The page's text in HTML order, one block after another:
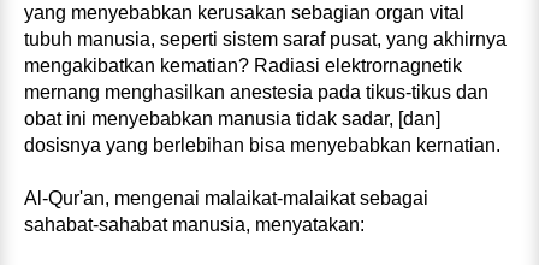
yang menyebabkan kerusakan sebagian organ vital
tubuh manusia, seperti sistem saraf pusat, yang akhirnya
mengakibatkan kematian? Radiasi elektrornagnetik
mernang menghasilkan anestesia pada tikus‑tikus dan
obat ini menyebabkan manusia tidak sadar, [dan]
dosisnya yang berlebihan bisa menyebabkan kernatian.
Al‑Qur'an, mengenai malaikat‑malaikat sebagai
sahabat‑sahabat manusia, menyatakan: